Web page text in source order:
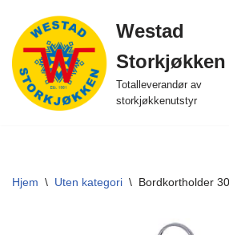
Hopp
til
innholdet
Westad
Storkjøkken
Totalleverandør av
storkjøkkenutstyr
Hjem \ Uten kategori \ Bordkortholder